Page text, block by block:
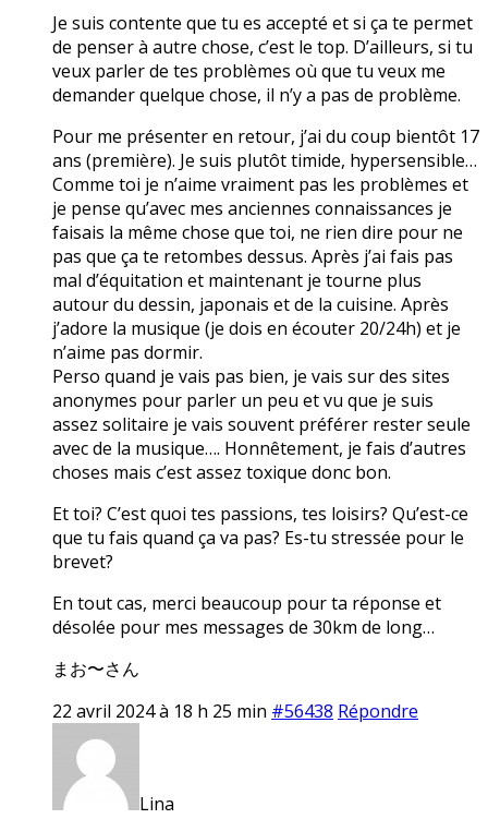
Je suis contente que tu es accepté et si ça te permet
de penser à autre chose, c’est le top. D’ailleurs, si tu
veux parler de tes problèmes où que tu veux me
demander quelque chose, il n’y a pas de problème.
Pour me présenter en retour, j’ai du coup bientôt 17
ans (première). Je suis plutôt timide, hypersensible…
Comme toi je n’aime vraiment pas les problèmes et
je pense qu’avec mes anciennes connaissances je
faisais la même chose que toi, ne rien dire pour ne
pas que ça te retombes dessus. Après j’ai fais pas
mal d’équitation et maintenant je tourne plus
autour du dessin, japonais et de la cuisine. Après
j’adore la musique (je dois en écouter 20/24h) et je
n’aime pas dormir.
Perso quand je vais pas bien, je vais sur des sites
anonymes pour parler un peu et vu que je suis
assez solitaire je vais souvent préférer rester seule
avec de la musique…. Honnêtement, je fais d’autres
choses mais c’est assez toxique donc bon.
Et toi? C’est quoi tes passions, tes loisirs? Qu’est-ce
que tu fais quand ça va pas? Es-tu stressée pour le
brevet?
En tout cas, merci beaucoup pour ta réponse et
désolée pour mes messages de 30km de long…
まお〜さん
22 avril 2024 à 18 h 25 min #56438 Répondre
Lina